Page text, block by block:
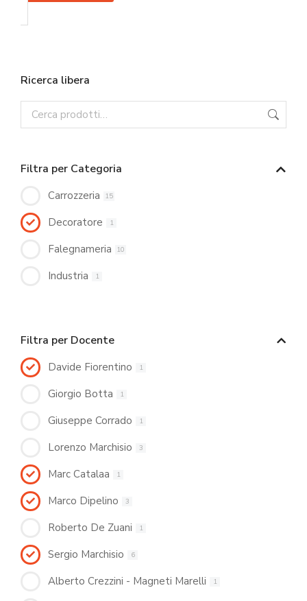
Ricerca libera
Filtra per Categoria
Carrozzeria 15
Decoratore 1
Falegnameria 10
Industria 1
Filtra per Docente
Davide Fiorentino 1
Giorgio Botta 1
Giuseppe Corrado 1
Lorenzo Marchisio 3
Marc Catalaa 1
Marco Dipelino 3
Roberto De Zuani 1
Sergio Marchisio 6
Alberto Crezzini - Magneti Marelli 1